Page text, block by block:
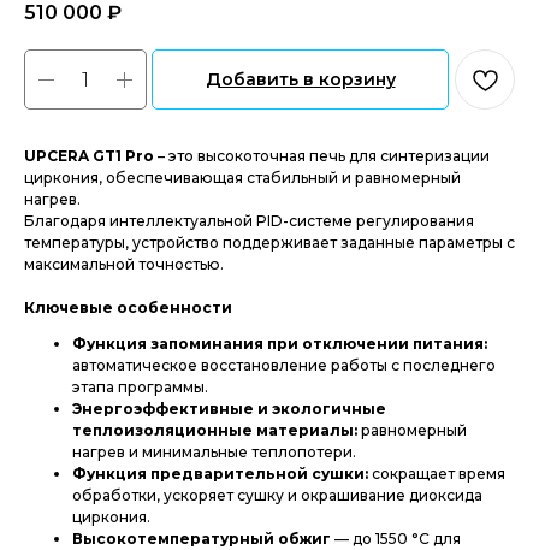
510 000 ₽‎
Добавить в корзину
UPCERA GT1 Pro – это высокоточная печь для синтеризации
циркония, обеспечивающая стабильный и равномерный
нагрев.
Благодаря интеллектуальной PID-системе регулирования
температуры, устройство поддерживает заданные параметры с
максимальной точностью.
Ключевые особенности
Функция запоминания при отключении питания:
автоматическое восстановление работы с последнего
этапа программы.
Энергоэффективные и экологичные
теплоизоляционные материалы: равномерный
нагрев и минимальные теплопотери.
Функция предварительной сушки: сокращает время
обработки, ускоряет сушку и окрашивание диоксида
циркония.
Высокотемпературный обжиг — до 1550 °C для